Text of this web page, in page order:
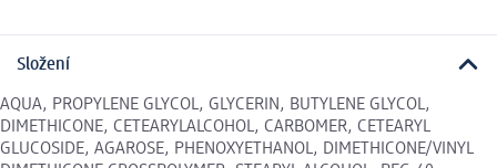
Složení
AQUA, PROPYLENE GLYCOL, GLYCERIN, BUTYLENE GLYCOL,
DIMETHICONE, CETEARYLALCOHOL, CARBOMER, CETEARYL
GLUCOSIDE, AGAROSE, PHENOXYETHANOL, DIMETHICONE/VINYL